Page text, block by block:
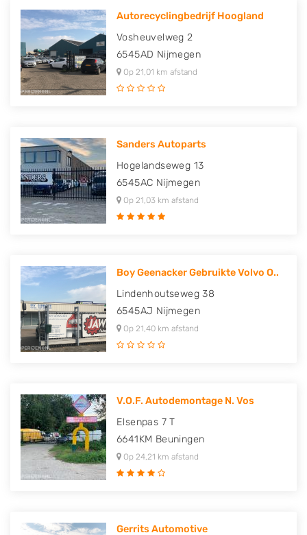
Autorecyclingbedrijf Hoogland
Vosheuvelweg 2
6545AD Nijmegen
Op 21,01 km afstand
Sanders Autoparts
Hogelandseweg 13
6545AC Nijmegen
Op 21,03 km afstand
Boy Geenacker Gebruikte Volvo O..
Lindenhoutseweg 38
6545AJ Nijmegen
Op 21,40 km afstand
V.O.F. Autodemontage N. Vos
Elsenpas 7 T
6641KM Beuningen
Op 24,21 km afstand
Gerrits Automotive